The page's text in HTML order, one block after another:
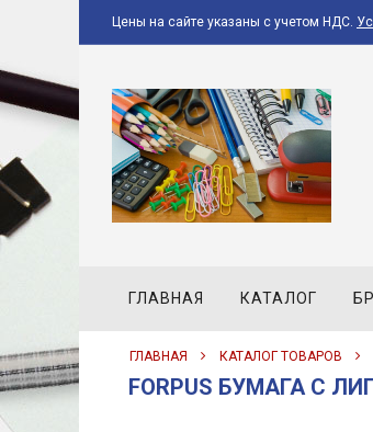
Цены на сайте указаны с учетом НДС.
ГЛАВНАЯ КАТАЛОГ
ГЛАВНАЯ КАТАЛОГ ТОВАРОВ
FORPUS БУМАГА С